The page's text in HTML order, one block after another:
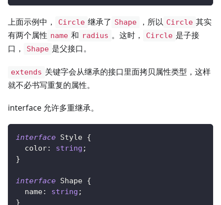
上面示例中， Circle 继承了 Shape ，所以 Circle 其实
有两个属性 name 和 radius 。这时， Circle 是子接
口，
Shape 是父接口。
extends 关键字会从继承的接口里面拷贝属性类型，这样
就不必书写重复的属性。
interface 允许多重继承。
interface Style {
  color
: string ;
}
interface Shape {
  name
: string ;
}